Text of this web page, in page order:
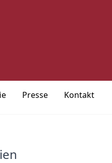
Presse Kontakt